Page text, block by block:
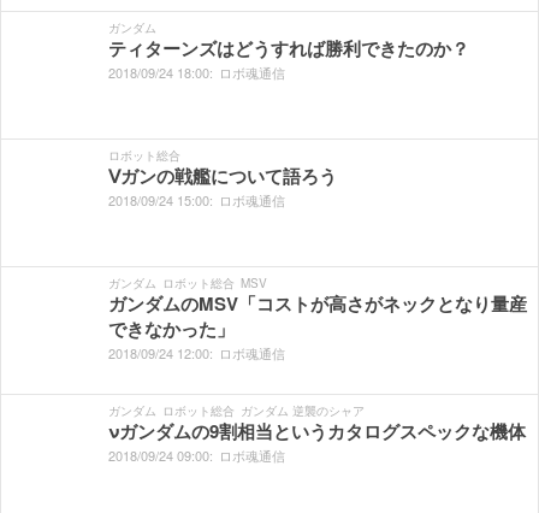
ガンダム
ティターンズはどうすれば勝利できたのか？
2018/09/24 18:00: ロボ魂通信
ロボット総合
Ⅴガンの戦艦について語ろう
2018/09/24 15:00: ロボ魂通信
ガンダム ロボット総合 MSV
ガンダムのMSV「コストが高さがネックとなり量産
できなかった」
2018/09/24 12:00: ロボ魂通信
ガンダム ロボット総合 ガンダム 逆襲のシャア
νガンダムの9割相当というカタログスペックな機体
2018/09/2409:00: ロボ魂通信